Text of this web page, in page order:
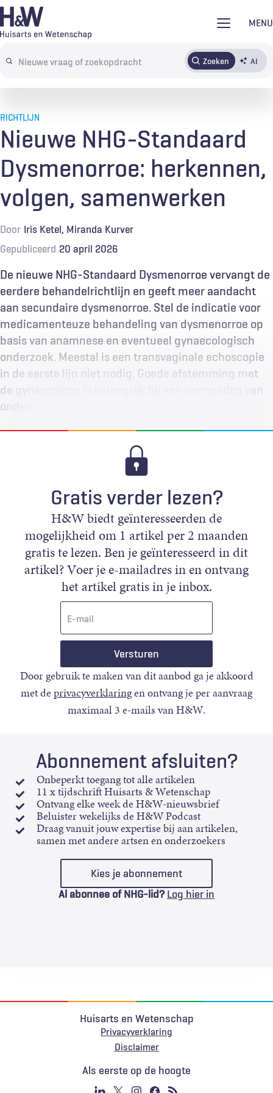
Overslaan
en
de
MENU
Search
terms
Zoeken AI
AbonnerenTijdschrift Inloggen
RICHTLIJN
Nieuwe NHG-Standaard
Dysmenorroe: herkennen,
volgen, samenwerken
Door Iris Ketel Miranda Kurver
Gepubliceerd 20 april 2026
De nieuwe NHG-Standaard Dysmenorroe vervangt de
eerdere behandelrichtlijn en geeft meer aandacht
aan secundaire dysmenorroe. Stel de indicatie voor
medicamenteuze behandeling van dysmenorroe op
basis van anamnese en eventueel gynaecologisch
onderzoek. Meestal is een transvaginale echoscopie
in de eerste lijn niet nodig. Goede afstemming met
de gynaecoloog is belangrijk bij een vermoeden van
onderliggende oorzaken.
Gratis verder lezen?
H&W biedt geïnteresseerden de
mogelijkheid om 1 artikel per 2 maanden
gratis te lezen. Ben je geïnteresseerd in dit
artikel? Voer je e-mailadres in en ontvang
het artikel gratis in je inbox.
Door gebruik te maken van dit aanbod ga je akkoord
met deprivacyverklaringen ontvang je per aanvraag
maximaal 3 e-mails van H&W.
Abonnement afsluiten?
Onbeperkt toegang tot alle artikelen
11 x tijdschrift Huisarts & Wetenschap
Ontvang elke week de H&W-nieuwsbrief
Beluister wekelijks de H&W Podcast
Draag vanuit jouw expertise bij aan artikelen,
samen met andere artsen en onderzoekers
Kies je abonnement
Al abonnee of NHG-lid? Log hier in
Huisarts en Wetenschap
Privacyverklaring
Voet
Disclaimer
Als eerste op de hoogte